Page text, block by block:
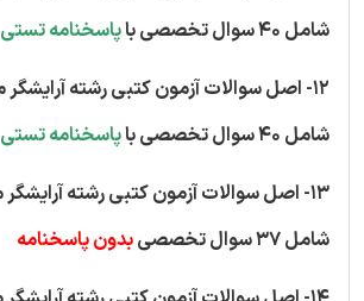
شامل 40 سوال تخصصی با
پاسخنامه تستی
12- اصل سوالات آزمون کتبی رشته آرایشگر موی زنانه - کد استاندارد 70/34/1/2-5
شامل 40 سوال تخصصی با
پاسخنامه تستی
13- اصل سوالات آزمون کتبی رشته آرایشگر موی زنانه مهر ماه سال 95 - کد استاندارد 70/34/1/2-5
شامل 37 سوال تخصصی
بدون پاسخنامه